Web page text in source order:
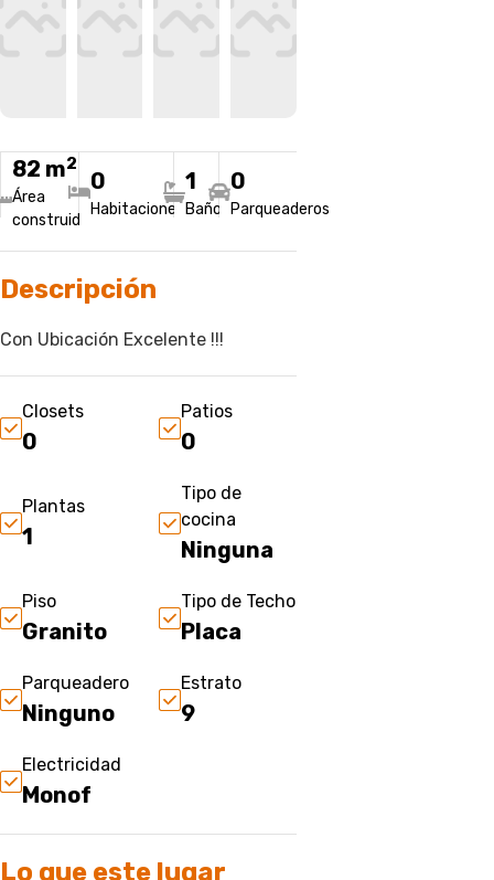
82 m2
Área
construida
0
Habitaciones
1
Baños
0
Parqueaderos
Descripción
Con Ubicación Excelente !!!
Closets
0
Patios
0
Plantas
1
Tipo de
cocina
Ninguna
Piso
Granito
Tipo de Techo
Placa
Parqueadero
Ninguno
Estrato
9
Electricidad
Monof
Lo que este lugar